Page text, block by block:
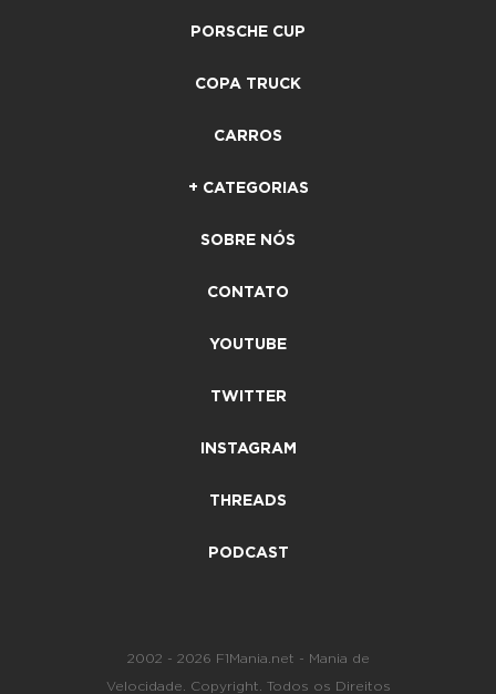
PORSCHE CUP
COPA TRUCK
CARROS
+ CATEGORIAS
SOBRE NÓS
CONTATO
YOUTUBE
TWITTER
INSTAGRAM
THREADS
PODCAST
2002 - 2026 F1Mania.net - Mania de
Velocidade. Copyright. Todos os Direitos